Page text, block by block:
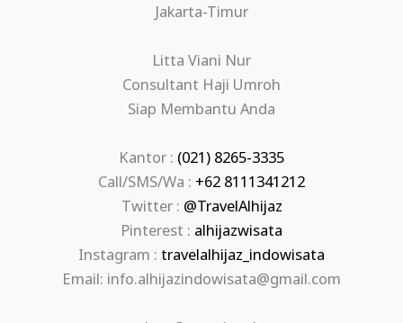
Jakarta-Timur
Litta Viani Nur
Consultant Haji Umroh
Siap Membantu Anda
Kantor : (021) 8265-3335
Call/SMS/Wa : +62 8111341212
Twitter : @TravelAlhijaz
Pinterest : alhijazwisata
Instagram : travelalhijaz_indowisata
Email: info.alhijazindowisata@gmail.com